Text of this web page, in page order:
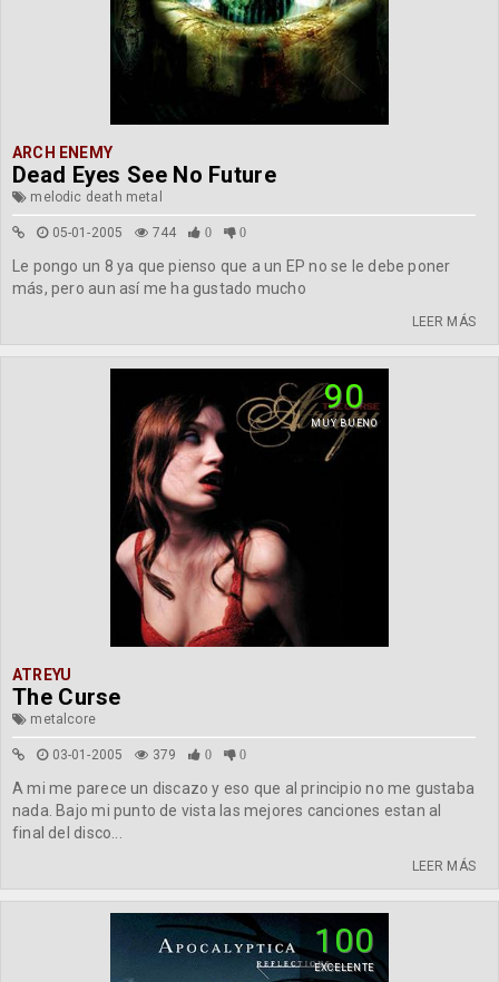
ARCH ENEMY
Dead Eyes See No Future
melodic death metal
05-01-2005 744 0 0
Le pongo un 8 ya que pienso que a un EP no se le debe poner
más, pero aun así me ha gustado mucho
LEER MÁS
90
MUY BUENO
ATREYU
The Curse
metalcore
03-01-2005 379 0 0
A mi me parece un discazo y eso que al principio no me gustaba
nada. Bajo mi punto de vista las mejores canciones estan al
final del disco...
LEER MÁS
100
EXCELENTE